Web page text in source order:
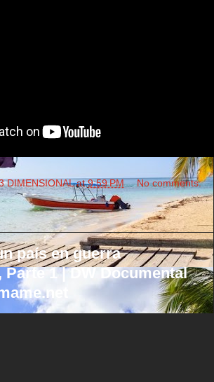
DIMENSIONAL at9:59 PM No comments:
país en guerra
1 | DW Documental